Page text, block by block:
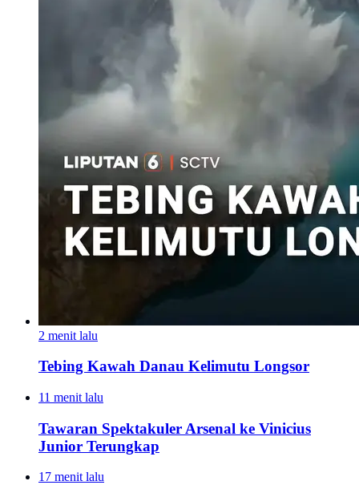
2 menit lalu
Tebing Kawah Danau Kelimutu Longsor
11 menit lalu
Tawaran Spektakuler Arsenal ke Vinicius
Junior Terungkap
17 menit lalu